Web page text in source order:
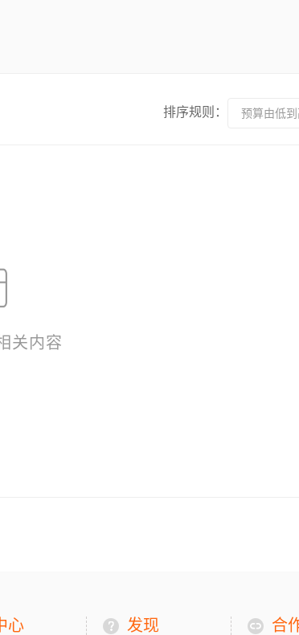
排序规则： 预算由低
关内容
心 发现 合